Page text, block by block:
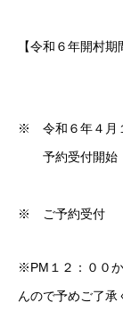
【令和６年開村
※ 令和６年４月
予約受付開始
PM１３
※ ご予約受付
※PM１２：００
んので予めご了承